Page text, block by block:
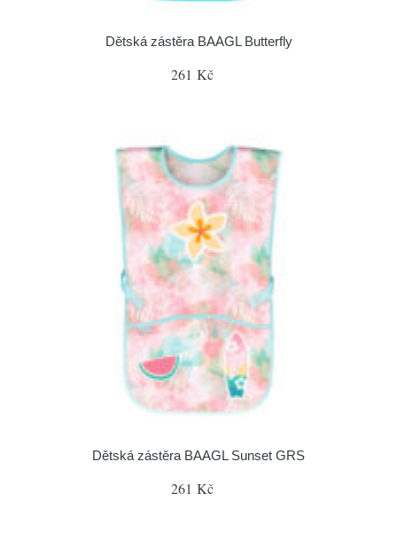
Dětská zástěra BAAGL Butterfly
261 Kč
Dětská zástěra BAAGL Sunset GRS
261 Kč